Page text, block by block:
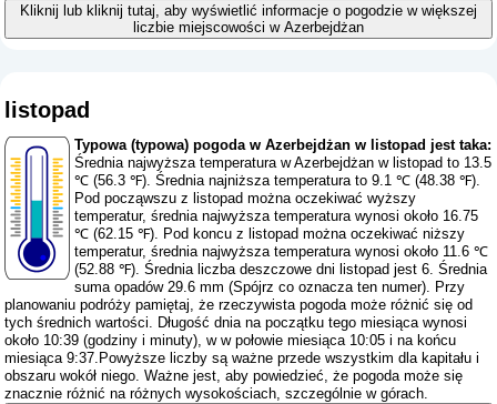
Kliknij lub kliknij tutaj, aby wyświetlić informacje o pogodzie w większej
liczbie miejscowości w Azerbejdżan
listopad
Typowa (typowa) pogoda w Azerbejdżan w listopad jest taka:
Średnia najwyższa temperatura w Azerbejdżan w listopad to 13.5
℃ (56.3 ℉). Średnia najniższa temperatura to 9.1 ℃ (48.38 ℉).
Pod począwszu z listopad można oczekiwać wyższy
temperatur, średnia najwyższa temperatura wynosi około 16.75
℃ (62.15 ℉). Pod koncu z listopad można oczekiwać niższy
temperatur, średnia najwyższa temperatura wynosi około 11.6 ℃
(52.88 ℉). Średnia liczba deszczowe dni listopad jest 6. Średnia
suma opadów 29.6 mm (Spójrz co oznacza ten numer). Przy
planowaniu podróży pamiętaj, że rzeczywista pogoda może różnić się od
tych średnich wartości. Długość dnia na początku tego miesiąca wynosi
około 10:39 (godziny i minuty), w w połowie miesiąca 10:05 i na końcu
miesiąca 9:37.Powyższe liczby są ważne przede wszystkim dla kapitału i
obszaru wokół niego. Ważne jest, aby powiedzieć, że pogoda może się
znacznie różnić na różnych wysokościach, szczególnie w górach.